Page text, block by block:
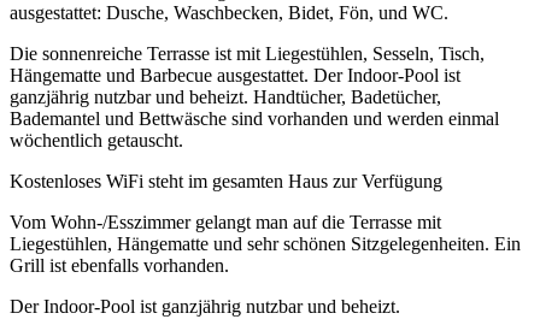
ausgestattet: Dusche, Waschbecken, Bidet, Fön, und WC.
Die sonnenreiche Terrasse ist mit Liegestühlen, Sesseln, Tisch,
Hängematte und Barbecue ausgestattet. Der Indoor-Pool ist
ganzjährig nutzbar und beheizt. Handtücher, Badetücher,
Bademantel und Bettwäsche sind vorhanden und werden einmal
wöchentlich getauscht.
Kostenloses WiFi steht im gesamten Haus zur Verfügung
Vom Wohn-/Esszimmer gelangt man auf die Terrasse mit
Liegestühlen, Hängematte und sehr schönen Sitzgelegenheiten. Ein
Grill ist ebenfalls vorhanden.
Der Indoor-Pool ist ganzjährig nutzbar und beheizt.